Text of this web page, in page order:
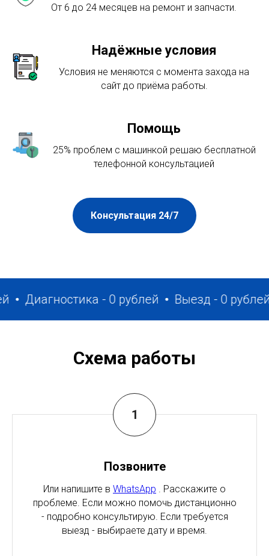
От 6 до 24 месяцев на ремонт и запчасти.
Надёжные условия
Условия не меняются с момента захода на
сайт до приёма работы.
Помощь
25% проблем с машинкой решаю бесплатной
телефонной консультацией
Консультация 24/7
- 0 рублей Выезд - 0 рублей
Схема работы
Позвоните
Или напишите в WhatsApp . Расскажите о
проблеме. Если можно помочь дистанционно
- подробно консультирую. Если требуется
выезд - выбираете дату и время.